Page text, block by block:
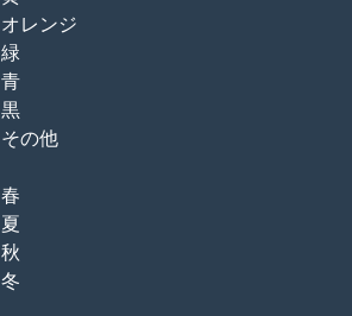
オレンジ
緑
青
黒
その他
春
夏
秋
冬